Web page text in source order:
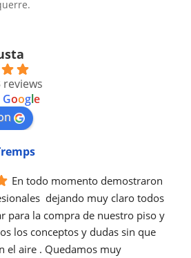
reviews
Google
En todo momento demostraron
dejando muy claro todos
para la compra de nuestro piso y
los conceptos y dudas sin que
el aire . Quedamos muy